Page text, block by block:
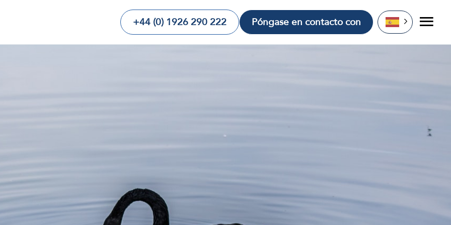
+44 (0) 1926 290 222 Póngase en contacto con